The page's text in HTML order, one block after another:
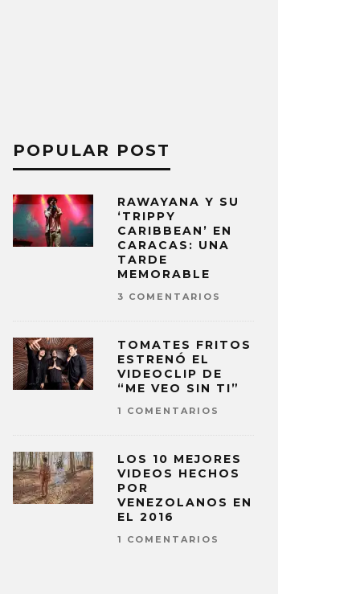
POPULAR POST
RAWAYANA Y SU
‘TRIPPY
CARIBBEAN’ EN
CARACAS: UNA
TARDE
MEMORABLE
3 COMENTARIOS
TOMATES FRITOS
ESTRENÓ EL
VIDEOCLIP DE
“ME VEO SIN TI”
1 COMENTARIOS
LOS 10 MEJORES
VIDEOS HECHOS
POR
VENEZOLANOS EN
EL 2016
1 COMENTARIOS